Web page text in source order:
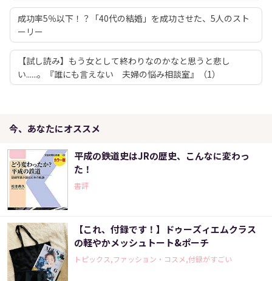
成功率5％以下！？「40代の結婚」を成功させた、5人のスト
ーリー
【試し読み】もう女として終わりなのかなと思うと悲し
い......。『誰にも言えない 夫婦の悩み相談室』（1）
今、あなたにオススメ
平成の鉄道史はJRの歴史、こんなに変わっ
た！
書評
【これ、付録です！】ドゥーズィエムクラス
の軽やかメッシュトート&ポーチ
トピックス,ファッション・コスメ,付録がすごい